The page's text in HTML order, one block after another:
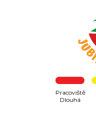
Pracoviště
Dlouhá